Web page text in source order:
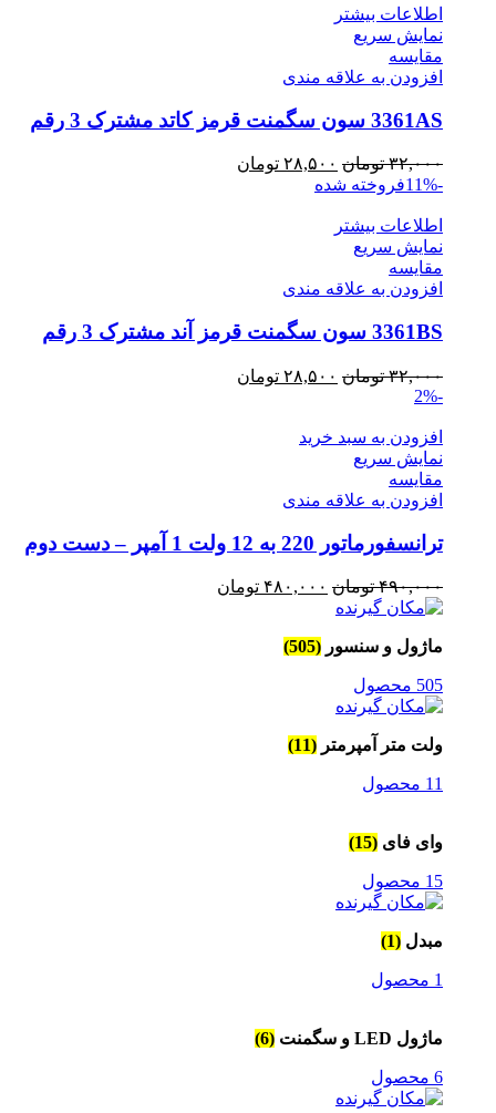
اطلاعات بیشتر
نمایش سریع
مقايسه
افزودن به علاقه مندی
3361AS سون سگمنت قرمز کاتد مشترک 3 رقم
۳۲,۰۰۰ تومان قیمت
اصلی
۲۸,۵۰۰ تومان
-11% فروخته شده
اطلاعات بیشتر
نمایش سریع
مقايسه
افزودن به علاقه مندی
3361BS سون سگمنت قرمز آند مشترک 3 رقم
۳۲,۰۰۰ تومان قیمت
بود.
۲۸,۵۰۰ تومان
-2%
افزودن به سبد خرید
نمایش سریع
مقايسه
افزودن به علاقه مندی
ترانسفورماتور 220 به 12 ولت 1 آمپر – دست دوم
۴۹۰,۰۰۰ تومان قیمت
بود.
۴۸۰,۰۰۰ تومان
ماژول و سنسور (505)
505 محصول
ولت متر آمپرمتر (11)
11 محصول
وای فای (15)
15 محصول
مبدل (1)
1 محصول
ماژول LED و سگمنت (6)
6 محصول